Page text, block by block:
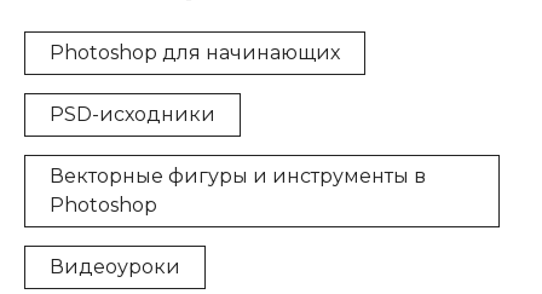
Photoshop для начинающих
PSD-исходники
Векторные фигуры и инструменты в
Photoshop
Видеоуроки